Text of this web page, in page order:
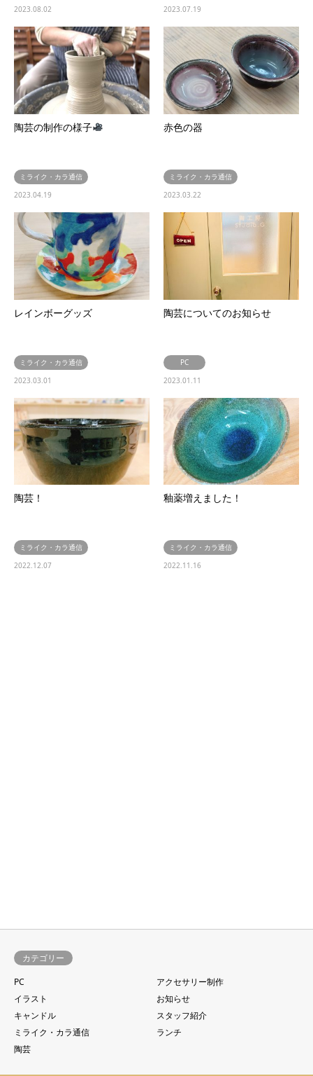
2023.08.02
2023.07.19
陶芸の制作の様子
ミライク・カラ通信
2023.04.19
赤色の器
ミライク・カラ通信
2023.03.22
レインボーグッズ
ミライク・カラ通信
2023.03.01
陶芸についてのお知らせ
PC
2023.01.11
陶芸！
ミライク・カラ通信
2022.12.07
釉薬増えました！
ミライク・カラ通信
2022.11.16
カテゴリー
PC
アクセサリー制作
イラスト
お知らせ
キャンドル
スタッフ紹介
ミライク・カラ通信
ランチ
陶芸